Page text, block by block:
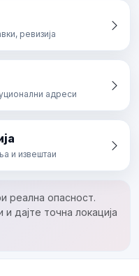
ревизија
адреси
и извештаи
реална опасност.
дајте точна локација